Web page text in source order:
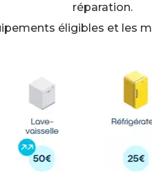
réparation.
éligibles et les